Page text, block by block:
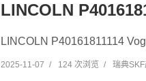
LINCOLN
LINCOLN P40161811114
2025-11-07 / 124 次浏览 / 瑞典SKF